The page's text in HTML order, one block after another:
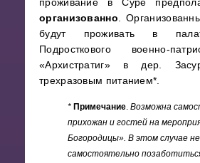
организованно .
будут проживать в
Подросткового военно-
«Архистратиг» в дер.
трехразовым питанием*.
* Примечание Возможна
прихожан и гостей на
Богородицы». В этом случае
самостоятельно